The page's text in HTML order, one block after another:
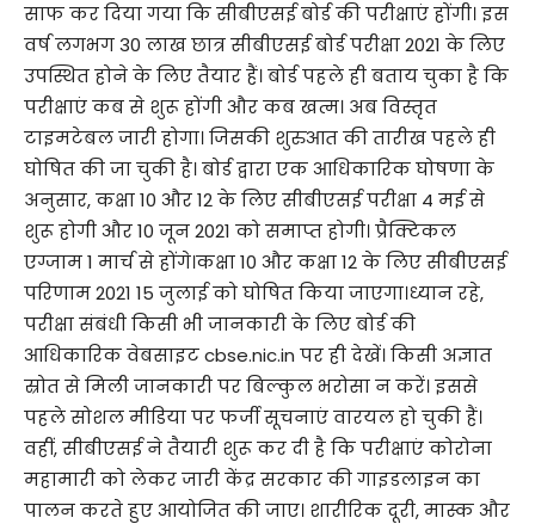
साफ कर दिया गया कि सीबीएसई बोर्ड की परीक्षाएं होंगी। इस
वर्ष लगभग 30 लाख छात्र सीबीएसई बोर्ड परीक्षा 2021 के लिए
उपस्थित होने के लिए तैयार हैं। बोर्ड पहले ही बताय चुका है कि
परीक्षाएं कब से शुरू होंगी और कब खत्म। अब विस्तृत
टाइमटेबल जारी होगा। जिसकी शुरुआत की तारीख पहले ही
घोषित की जा चुकी है। बोर्ड द्वारा एक आधिकारिक घोषणा के
अनुसार, कक्षा 10 और 12 के लिए सीबीएसई परीक्षा 4 मई से
शुरू होगी और 10 जून 2021 को समाप्त होगी। प्रैक्टिकल
एग्जाम 1 मार्च से होंगे।कक्षा 10 और कक्षा 12 के लिए सीबीएसई
परिणाम 2021 15 जुलाई को घोषित किया जाएगा।ध्यान रहे,
परीक्षा संबंधी किसी भी जानकारी के लिए बोर्ड की
आधिकारिक वेबसाइट cbse.nic.in पर ही देखें। किसी अज्ञात
स्रोत से मिली जानकारी पर बिल्कुल भरोसा न करें। इससे
पहले सोशल मीडिया पर फर्जी सूचनाएं वारयल हो चुकी हैं।
वहीं, सीबीएसई ने तैयारी शुरू कर दी है कि परीक्षाएं कोरोना
महामारी को लेकर जारी केंद्र सरकार की गाइडलाइन का
पालन करते हुए आयोजित की जाए। शारीरिक दूरी, मास्क और